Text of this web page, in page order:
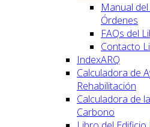
Manual
Órdenes
FAQs del
Contacto
IndexARQ
Calculadora de
Rehabilitación
Calculadora de
Carbono